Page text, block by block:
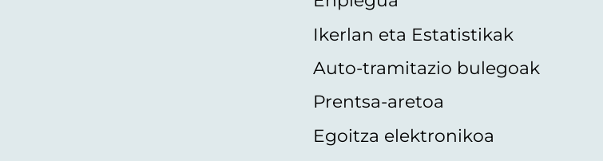
Ikerlan eta Estatistikak
Auto-tramitazio bulegoak
Prentsa-aretoa
Egoitza elektronikoa